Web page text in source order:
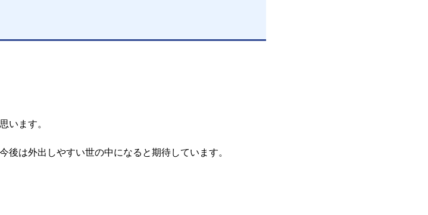
います。
後は外出しやすい世の中になると期待しています。